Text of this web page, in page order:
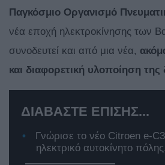
Παγκόσμιο Οργανισμό
νέα εποχή ηλεκτροκίνησης των
συνοδευτεί και από μια νέα,
και διαφορετική υλοποίηση της
ΔΙΑΒΑΣΤΕ ΕΠΙΣΗΣ...
Γνώρισε το νέο Citroen e-
ηλεκτρικό αυτοκίνητο